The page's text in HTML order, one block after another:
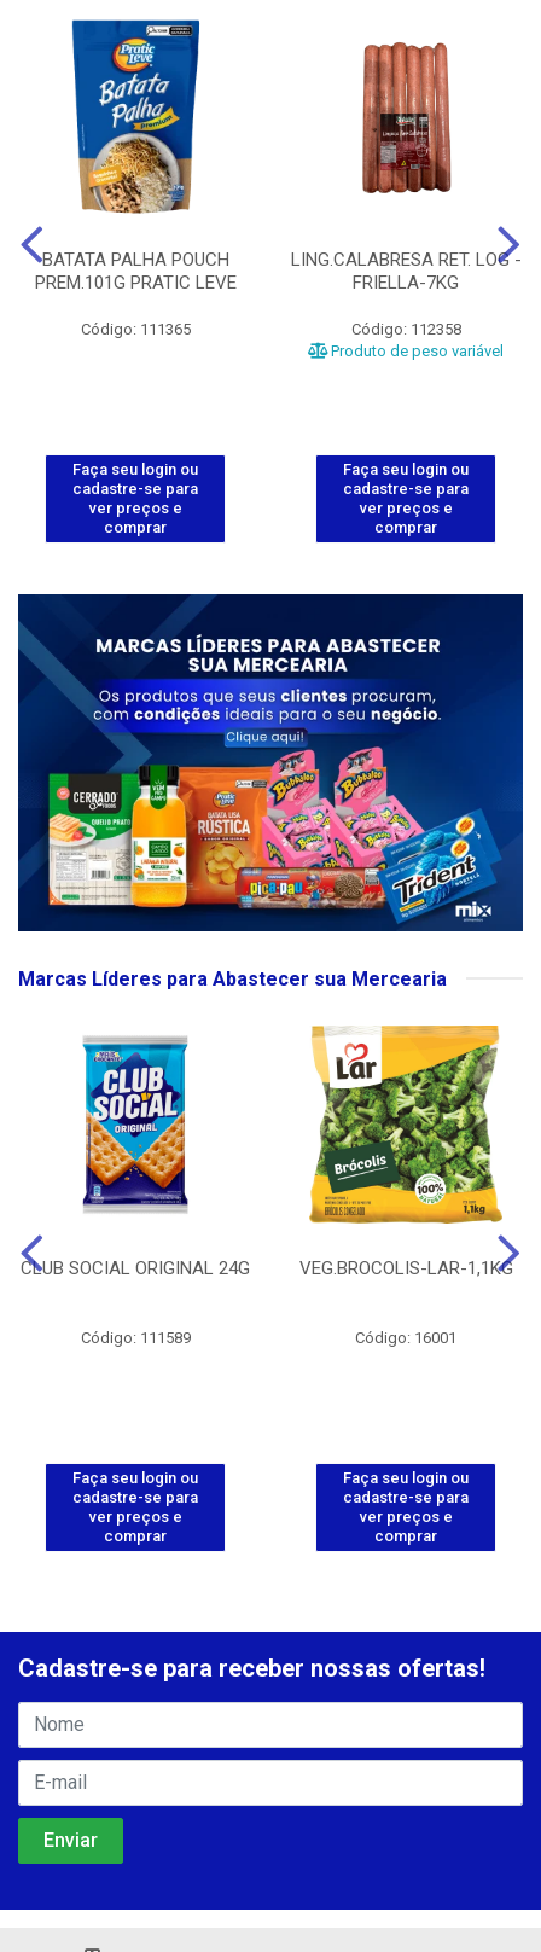
BATATA PALHA POUCH
PREM.101G PRATIC LEVE
Código: 111365
Faça seu login ou
cadastre-se para
ver preços e
comprar
LING.CALABRESA RET. LOG -
FRIELLA-7KG
Código: 112358
Produto de peso variável
Faça seu login ou
cadastre-se para
ver preços e
comprar
Marcas Líderes para Abastecer sua Mercearia
CLUB SOCIAL ORIGINAL 24G
Código: 111589
Faça seu login ou
cadastre-se para
ver preços e
comprar
VEG.BROCOLIS-LAR-1,1KG
Código: 16001
Faça seu login ou
cadastre-se para
ver preços e
comprar
Cadastre-se para receber nossas ofertas!